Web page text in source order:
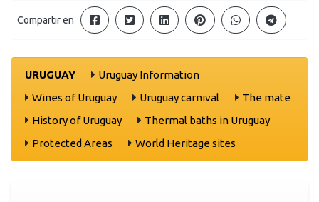
Compartir en
URUGUAY
Uruguay Information
Wines of Uruguay
Uruguay carnival
The mate
History of Uruguay
Thermal baths in Uruguay
Protected Areas
World Heritage sites